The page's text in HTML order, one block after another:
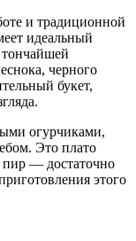
и традиционной
идеальный
тончайшей
черного
букет,
огурчиками,
Это плато
пир — достаточно
этого